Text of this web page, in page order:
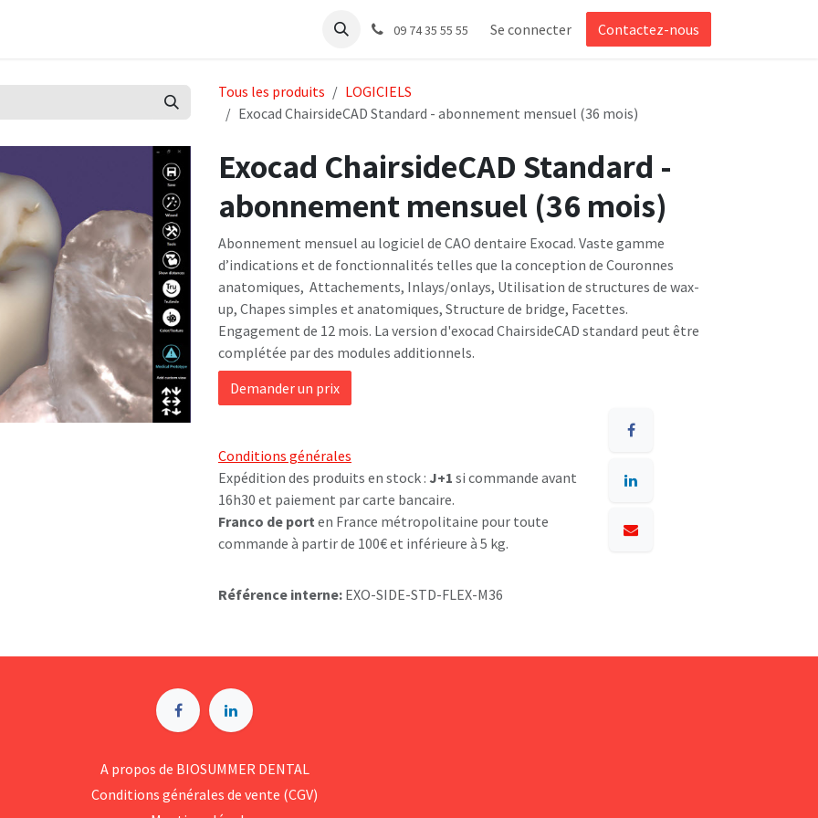
Support09 74 35 55 55 Se connecter Contactez-nous
Tous les produits
LOGICIELS
Exocad ChairsideCAD Standard - abonnement mensuel (36 mois)
Exocad ChairsideCAD Standard -
abonnement mensuel (36 mois)
Abonnement mensuel au logiciel de CAO dentaire Exocad. Vaste gamme
d’indications et de fonctionnalités telles que la conception de Couronnes
anatomiques, Attachements, Inlays/onlays, Utilisation de structures de wax-
up, Chapes simples et anatomiques, Structure de bridge, Facettes.
Engagement de 12 mois. La version d'exocad ChairsideCAD standard peut être
complétée par des modules additionnels.
Demander un prix
Conditions générales
Expédition des produits en stock : J+1 si commande avant
16h30 et paiement par carte bancaire.
Franco de port en France métropolitaine pour toute
commande à partir de 100€ et inférieure à 5 kg.
Référence interne: EXO-SIDE-STD-FLEX-M36
A p​ropos de BIOSUMMER DENTAL
Conditions générales d​e vente (CGV)